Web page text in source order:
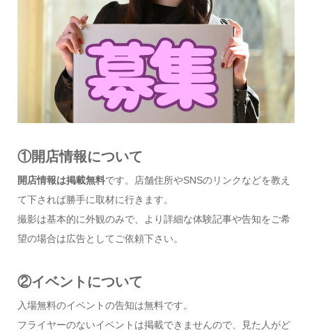
①開店情報について
開店情報は掲載無料です。店舗住所やSNSのリンクなどを教え
て下されば勝手に取材に行きます。
撮影は基本的に外観のみで、より詳細な体験記事や告知をご希
望の場合は広告としてご依頼下さい。
②イベントについて
入場無料のイベントの告知は無料です。
フライヤーのないイベントは掲載できませんので、見た人がど